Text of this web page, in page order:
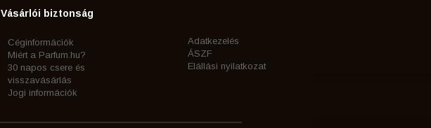
Vásárlói biztonság
Céginformációk
Miért a Parfum.hu?
30 napos csere és
visszavásárlás
Jogi információk
Adatkezelés
ÁSZF
Elállási nyilatkozat